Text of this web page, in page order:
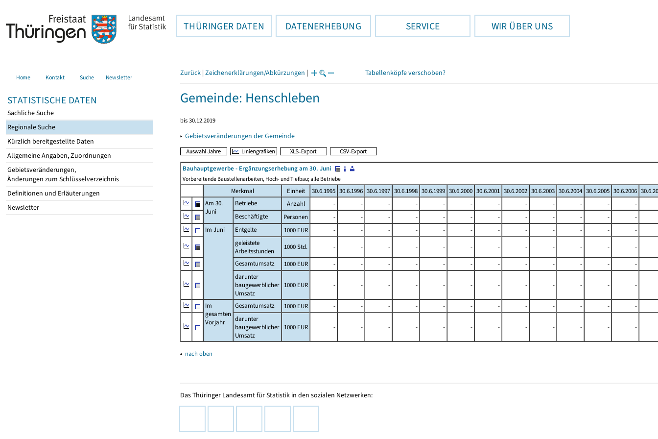
THÜRINGER DATEN DATENERHEBUNG SERVICE WIR ÜBER UNS
Home Kontakt Suche Newsletter
STATISTISCHE DATEN
Sachliche Suche
Regionale Suche
Kürzlich bereitgestellte Daten
Allgemeine Angaben, Zuordnungen
Gebietsveränderungen,
Änderungen zum Schlüsselverzeichnis
Definitionen und Erläuterungen
Newsletter
Zurück | Zeichenerklärungen/Abkürzungen | Tabellenköpfe verschoben?
Gemeinde: Henschleben
bis 30.12.2019
▸ Gebietsveränderungen der Gemeinde
Bauhauptgewerbe - Ergänzungserhebung am 30. Juni
Vorbereitende Baustellenarbeiten, Hoch- und Tiefbau; alle Betriebe
Merkmal Einheit 30.6.1995 30.6.1996 30.6.1997 30.6.1998 30.6.1999 30.6.2000 30.6.2001 30.6.2002 30.6.2003 30.6.2004 30.6.2005 30.6.2006
Am 30.
Juni
Betriebe Anzahl - - - - - - - - - - -
-
Beschäftigte
Personen - - - - - - - - - - -
-
Im Juni
Entgelte 1000 EUR - - - - - - - - - - -
-
geleistete
Arbeitsstunden
1000 Std. - - - - - - - - - - -
-
Gesamtumsatz
1000 EUR - - - - - - - - - - -
-
darunter
baugewerblicher
Umsatz
1000 EUR - - - - - - - - - - - -
Im
gesamten
Vorjahr
Gesamtumsatz 1000 EUR - - - - - - - - - - -
-
darunter
baugewerblicher
Umsatz
1000 EUR - - - - - - - - - - - -
▴ nach oben
Das Thüringer Landesamt für Statistik in den sozialen Netzwerken: